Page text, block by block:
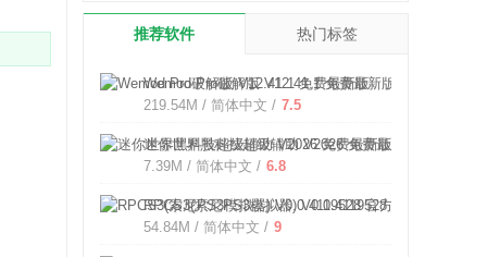
推荐软件 热门标签
Wemod Pro破解版 V12.41.1 免费最新版
219.54M / 简体中文 / 7.5
迷你世界黑科技超级辅助 V2026 免费最新版
7.39M / 简体中文 / 6.8
RPCS3(索尼PS3模拟器) V0.0.4119528 官方最新版
54.84M / 简体中文 / 9